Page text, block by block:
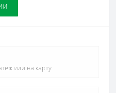
или на карту